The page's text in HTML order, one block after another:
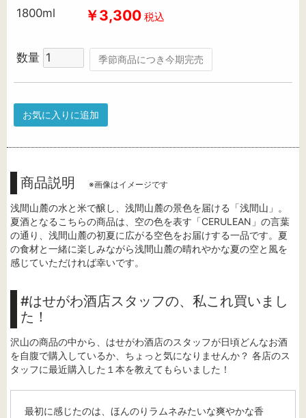
1800ml ￥3,300 税込
数量 季節商品につき今期完売
お気に入りに追加
商品説明 ※画像はイメージです
浅間山麓の水と米で醸し、浅間山麓の景色を届ける「浅間山」。
夏酒となるこちらの商品は、空の色を表す「CERULEAN」の言葉
の通り、浅間山麓の初夏に広がる空色をお届けする一品です。夏
の食材と一緒に楽しみながら浅間山麓の晴れやかな夏の空と風を
感じていただければ幸いです。
#はせがわ酒店スタッフの、私これ買いまし
た！
沢山の商品の中から、はせがわ酒店のスタッフが日頃どんなお酒
を自腹で購入しているか、ちょっと気になりませんか？ 各店のス
タッフに最近購入した１本を教えてもらいました！
最初に感じたのは、ほんのりラムネみたいな爽やかな香